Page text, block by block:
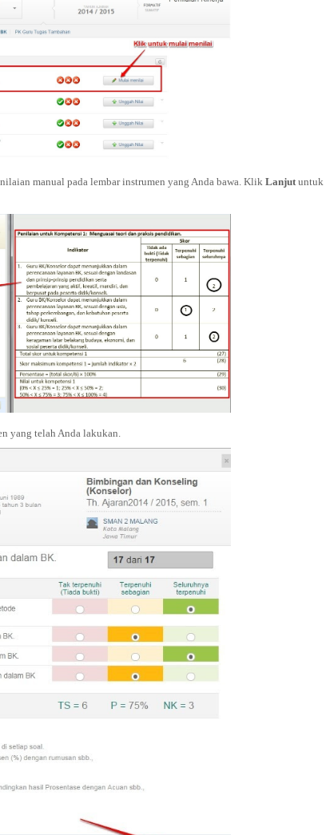
manual pada lembar instrumen yang Anda bawa. Klik Lanjutuntuk
yang telah Anda lakukan.